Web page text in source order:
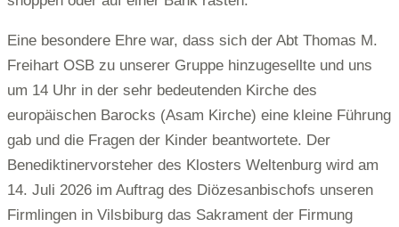
Eine besondere Ehre war, dass sich der Abt Thomas M.
Freihart OSB zu unserer Gruppe hinzugesellte und uns
um 14 Uhr in der sehr bedeutenden Kirche des
europäischen Barocks (Asam Kirche) eine kleine Führung
gab und die Fragen der Kinder beantwortete. Der
Benediktinervorsteher des Klosters Weltenburg wird am
14. Juli 2026 im Auftrag des Diözesanbischofs unseren
Firmlingen in Vilsbiburg das Sakrament der Firmung